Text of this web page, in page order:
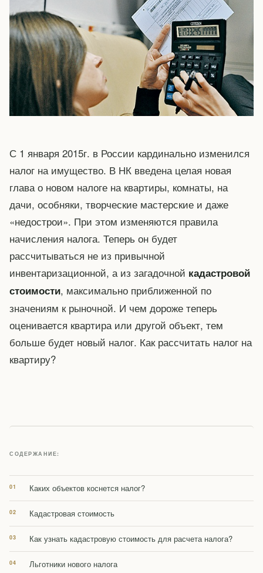
С 1 января 2015г. в России кардинально изменился
налог на имущество. В НК введена целая новая
глава о новом налоге на квартиры, комнаты, на
дачи, особняки, творческие мастерские и даже
«недострои». При этом изменяются правила
начисления налога. Теперь он будет
рассчитываться не из привычной
инвентаризационной, а из загадочной кадастровой
стоимости, максимально приближенной по
значениям к рыночной. И чем дороже теперь
оценивается квартира или другой объект, тем
больше будет новый налог. Как рассчитать налог на
квартиру?
СОДЕРЖАНИЕ:
Каких объектов коснется налог?
Кадастровая стоимость
Как узнать кадастровую стоимость для расчета налога?
Льготники нового налога